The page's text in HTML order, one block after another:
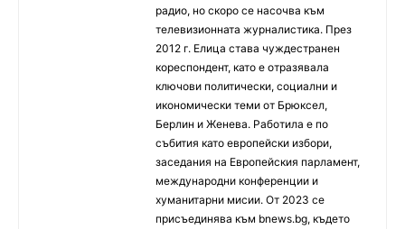
радио, но скоро се насочва към
телевизионната журналистика. През
2012 г. Елица става чуждестранен
кореспондент, като е отразявала
ключови политически, социални и
икономически теми от Брюксел,
Берлин и Женева. Работила е по
събития като европейски избори,
заседания на Европейския парламент,
международни конференции и
хуманитарни мисии. От 2023 се
присъединява към bnews.bg, където